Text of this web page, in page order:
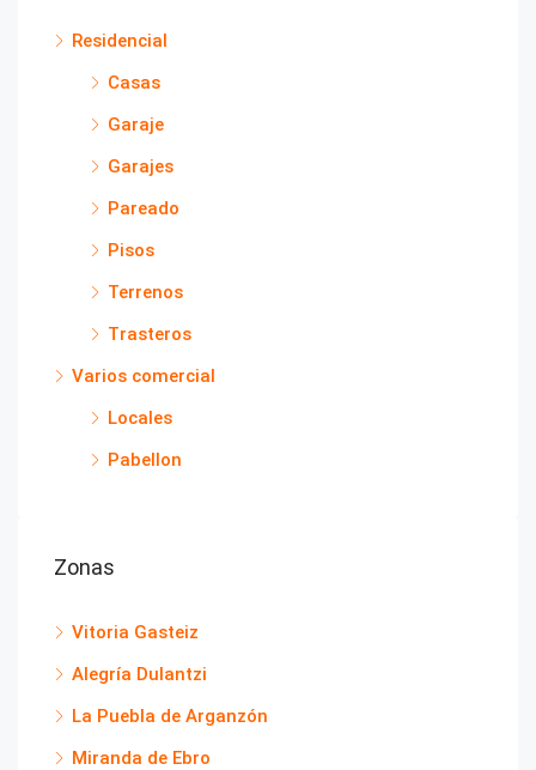
Residencial
Casas
Garaje
Garajes
Pareado
Pisos
Terrenos
Trasteros
Varios comercial
Locales
Pabellon
Zonas
Vitoria Gasteiz
Alegría Dulantzi
La Puebla de Arganzón
Miranda de Ebro